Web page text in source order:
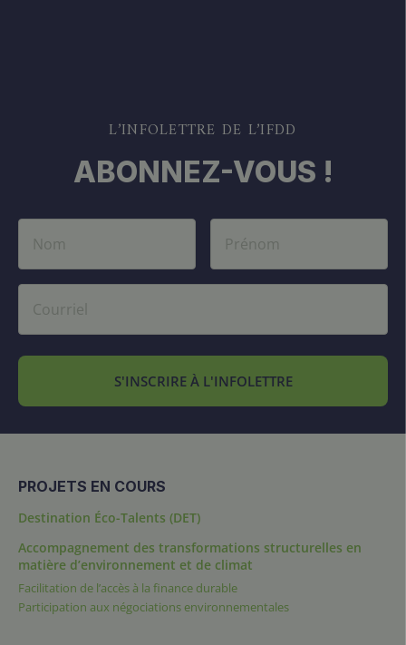
L’INFOLETTRE DE L’IFDD
ABONNEZ-VOUS !
S'INSCRIRE À L'INFOLETTRE
PROJETS EN COURS
Destination Éco-Talents (DET)
Accompagnement des transformations structurelles en
matière d’environnement et de climat
Facilitation de l’accès à la finance durable
Participation aux négociations environnementales